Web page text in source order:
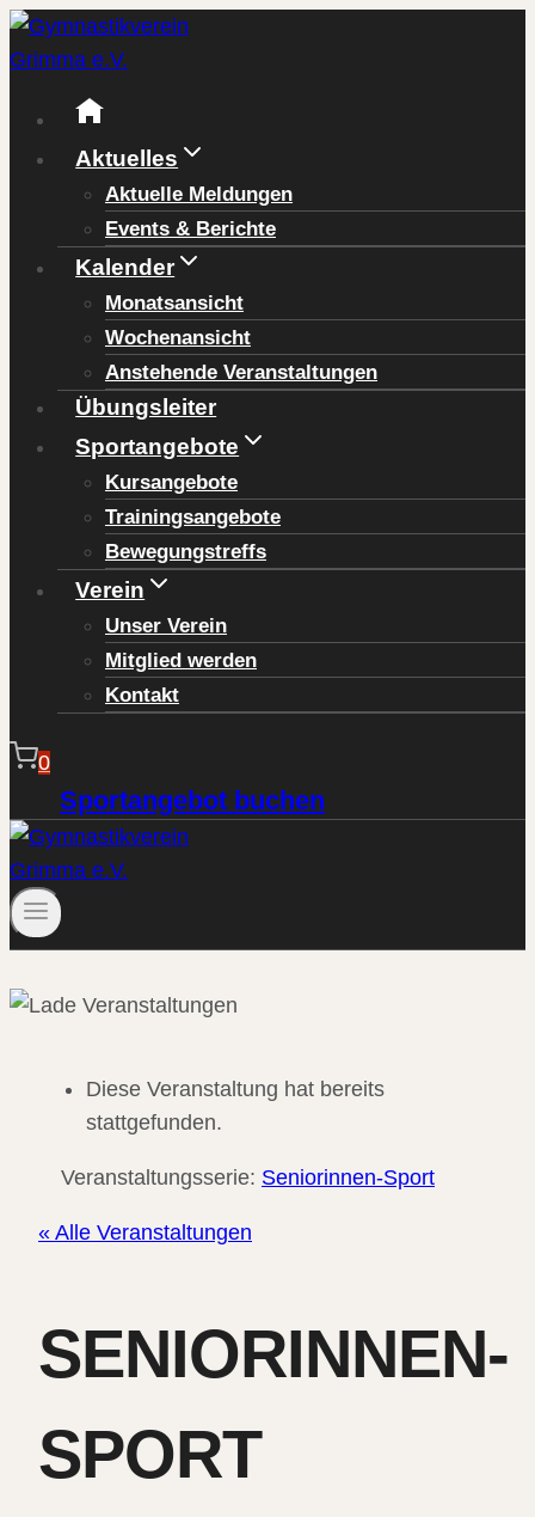
Zum
Inhalt
springen
Aktuelles
Aktuelle Meldungen
Events & Berichte
Kalender
Monatsansicht
Wochenansicht
Anstehende Veranstaltungen
Übungsleiter
Sportangebote
Kursangebote
Trainingsangebote
Bewegungstreffs
Verein
Unser Verein
Mitglied werden
Kontakt
0
Sportangebot buchen
Diese Veranstaltung hat bereits
stattgefunden.
Veranstaltungsserie: Seniorinnen-Sport
« Alle Veranstaltungen
SENIORINNEN-
SPORT